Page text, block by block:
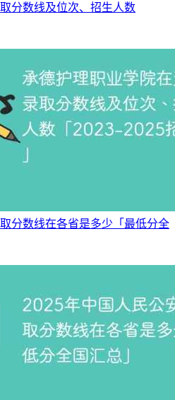
分数线及位次、招生人数
分数线在各省是多少「最低分全